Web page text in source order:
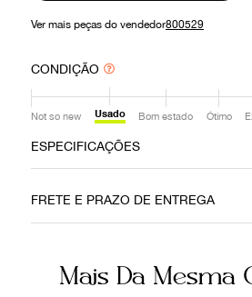
Ver mais peças do vendedor800529
CONDIÇÃO
Not so new Usado Bom estado Ótimo
ESPECIFICAÇÕES
07122020 Couro
Creme Zíper
FRETE E PRAZO DE ENTREGA
Mais Da Mesma